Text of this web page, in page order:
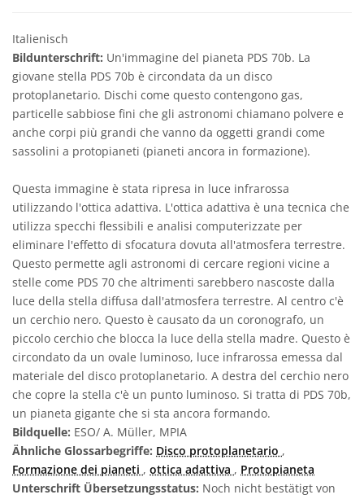
Italienisch
Bildunterschrift: Un'immagine del pianeta PDS 70b. La
giovane stella PDS 70b è circondata da un disco
protoplanetario. Dischi come questo contengono gas,
particelle sabbiose fini che gli astronomi chiamano polvere e
anche corpi più grandi che vanno da oggetti grandi come
sassolini a protopianeti (pianeti ancora in formazione).
Questa immagine è stata ripresa in luce infrarossa
utilizzando l'ottica adattiva. L'ottica adattiva è una tecnica che
utilizza specchi flessibili e analisi computerizzate per
eliminare l'effetto di sfocatura dovuta all'atmosfera terrestre.
Questo permette agli astronomi di cercare regioni vicine a
stelle come PDS 70 che altrimenti sarebbero nascoste dalla
luce della stella diffusa dall'atmosfera terrestre. Al centro c'è
un cerchio nero. Questo è causato da un coronografo, un
piccolo cerchio che blocca la luce della stella madre. Questo è
circondato da un ovale luminoso, luce infrarossa emessa dal
materiale del disco protoplanetario. A destra del cerchio nero
che copre la stella c'è un punto luminoso. Si tratta di PDS 70b,
un pianeta gigante che si sta ancora formando.
Bildquelle: ESO/ A. Müller, MPIA
Ähnliche Glossarbegriffe: Disco protoplanetario ,
Formazione dei pianeti , ottica adattiva , Protopianeta
Unterschrift Übersetzungsstatus: Noch nicht bestätigt von